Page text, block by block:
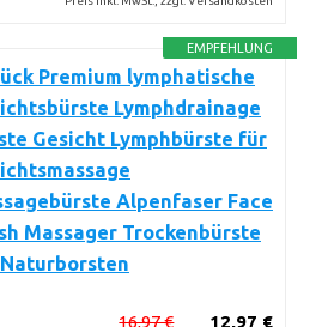
EMPFEHLUNG
Premium lymphatische
Lymphdrainage
Gesicht Lymphbürste für
Alpenfaser Face
Massager Trockenbürste
12,97 €
16,97 €